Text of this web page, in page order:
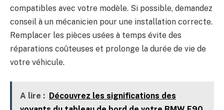
compatibles avec votre modèle. Si possible, demandez
conseil à un mécanicien pour une installation correcte.
Remplacer les pièces usées à temps évite des
réparations coûteuses et prolonge la durée de vie de
votre véhicule.
A lire : Découvrez les significations des